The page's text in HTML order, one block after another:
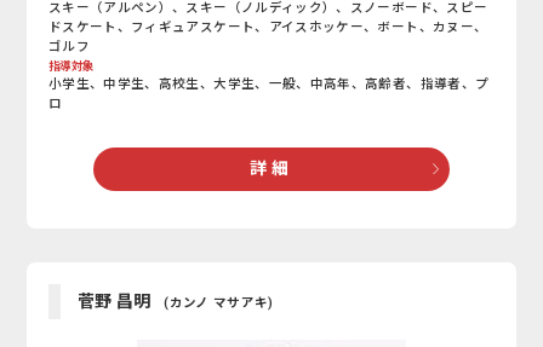
スキー（アルペン）、スキー（ノルディック）、スノーボード、スピー
ドスケート、フィギュアスケート、アイスホッケー、ボート、カヌー、
ゴルフ
指導対象
小学生、中学生、高校生、大学生、一般、中高年、高齢者、指導者、プ
ロ
詳 細
菅野 昌明 (カンノ マサアキ)